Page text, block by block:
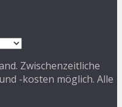
Zwischenzeitliche
-kosten möglich. Alle